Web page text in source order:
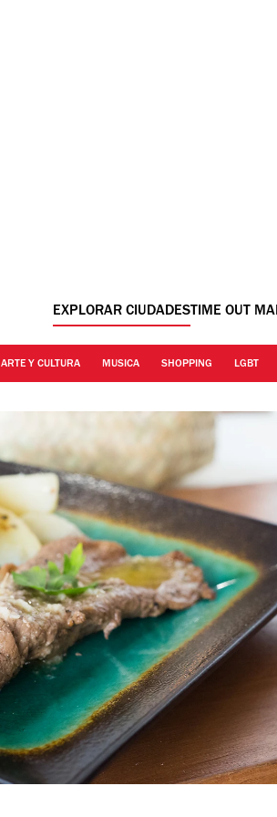
EXPLORAR CIUDADESTIME OUT
ARTE Y CULTURA MUSICA SHOPPING LGBT